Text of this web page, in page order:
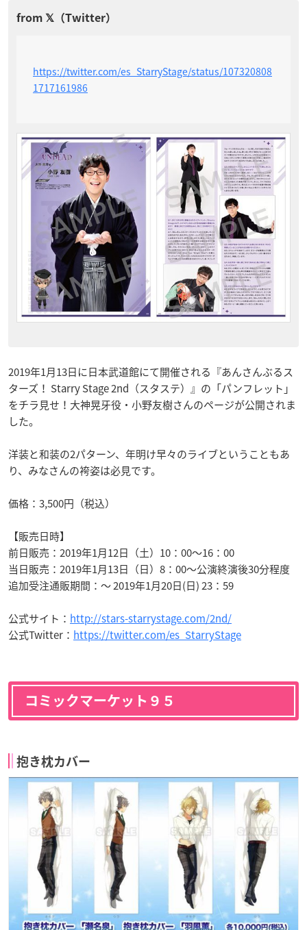
https://twitter.com/es_StarryStage/status/107320808
1717161986
2019年1月13日に日本武道館にて開催される『あんさんぶるス
ターズ！ Starry Stage 2nd（スタステ）』の「パンフレット」
をチラ見せ！大神晃牙役・小野友樹さんのページが公開されま
した。
洋装と和装の2パターン、年明け早々のライブということもあ
り、みなさんの袴姿は必見です。
価格：3,500円（税込）
【販売日時】
前日販売：2019年1月12日（土）10：00～16：00
当日販売：2019年1月13日（日）8：00～公演終演後30分程度
追加受注通販期間：～ 2019年1月20日(日) 23：59
公式サイト： http://stars-starrystage.com/2nd/
公式Twitter： https://twitter.com/es_StarryStage
コミックマーケット９５
抱き枕カバー